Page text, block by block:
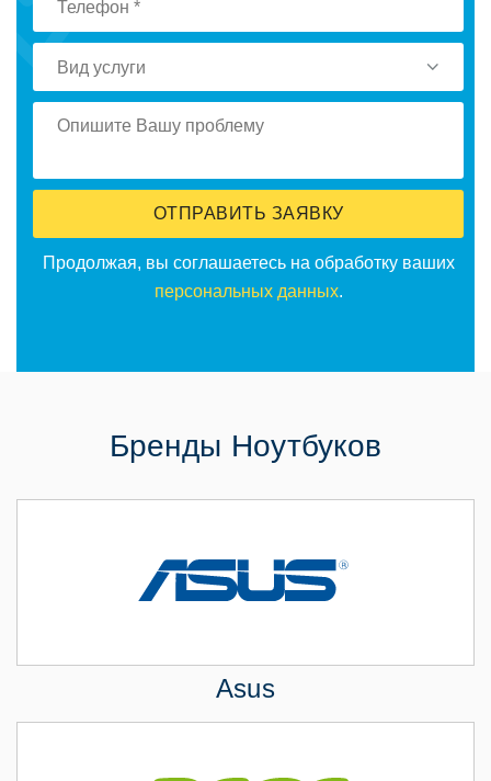
Вид услуги
ОТПРАВИТЬ ЗАЯВКУ
Продолжая, вы соглашаетесь на обработку ваших
персональных данных.
Бренды Ноутбуков
Asus